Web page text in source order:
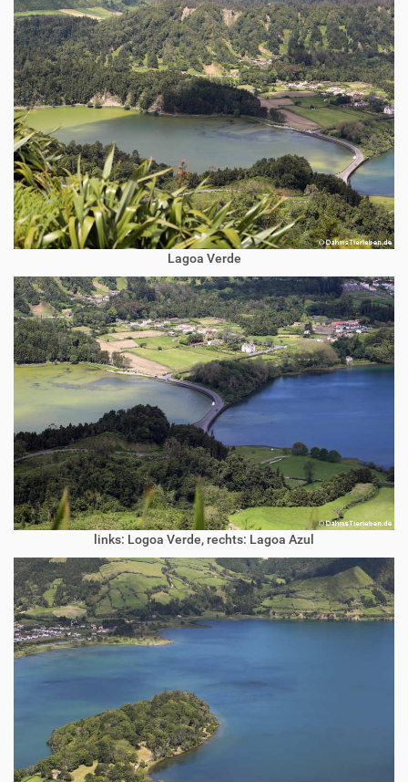
Lagoa Verde
links: Logoa Verde, rechts: Lagoa Azul